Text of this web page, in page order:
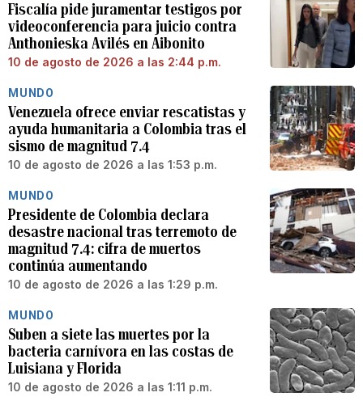
Fiscalía pide juramentar testigos por
videoconferencia para juicio contra
Anthonieska Avilés en Aibonito
10 de agosto de 2026 a las 2:44 p.m.
MUNDO
Venezuela ofrece enviar rescatistas y
ayuda humanitaria a Colombia tras el
sismo de magnitud 7.4
10 de agosto de 2026 a las 1:53 p.m.
MUNDO
Presidente de Colombia declara
desastre nacional tras terremoto de
magnitud 7.4: cifra de muertos
continúa aumentando
10 de agosto de 2026 a las 1:29 p.m.
MUNDO
Suben a siete las muertes por la
bacteria carnívora en las costas de
Luisiana y Florida
10 de agosto de 2026 a las 1:11 p.m.